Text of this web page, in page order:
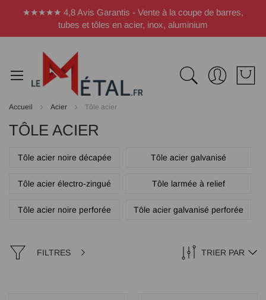
★★★★★ 4,8 Avis Garantis - Vente à la coupe de barres,
tubes et tôles en acier, inox, aluminium
Accueil Acier Tôle acier
TÔLE ACIER
Tôle acier noire décapée Tôle acier galvanisé
Tôle acier électro-zingué Tôle larmée à relief
Tôle acier noire perforée Tôle acier galvanisé perforée
FILTRES TRIER PAR